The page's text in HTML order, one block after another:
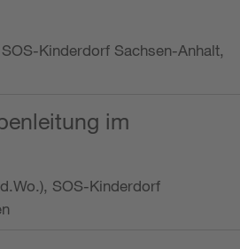
Kinderdorf Sachsen-Anhalt,
im
SOS-Kinderdorf